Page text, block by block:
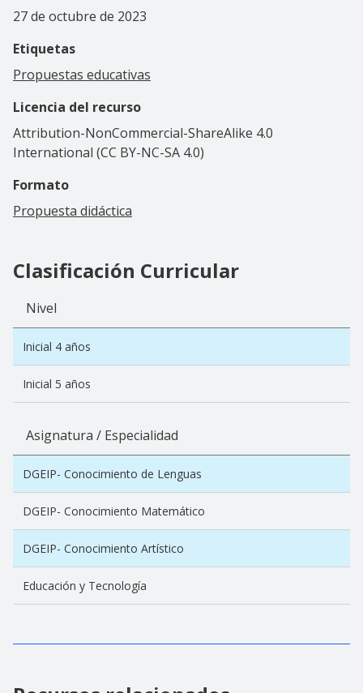
27 de octubre de 2023
Etiquetas
Propuestas educativas
Licencia del recurso
Attribution-NonCommercial-ShareAlike 4.0
International (CC BY-NC-SA 4.0)
Formato
Propuesta didáctica
Clasificación Curricular
Nivel
Inicial 4 años
Inicial 5 años
Asignatura / Especialidad
DGEIP- Conocimiento de Lenguas
DGEIP- Conocimiento Matemático
DGEIP- Conocimiento Artístico
Educación y Tecnología